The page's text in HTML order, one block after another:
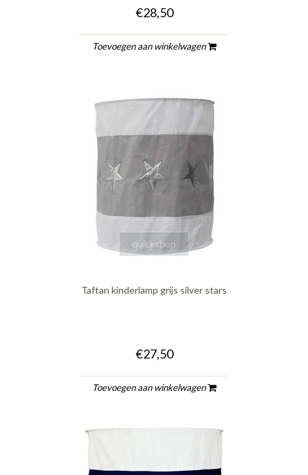
€28,50
Toevoegen aan winkelwagen
quickshop
Taftan kinderlamp grijs silver stars
€27,50
Toevoegen aan winkelwagen